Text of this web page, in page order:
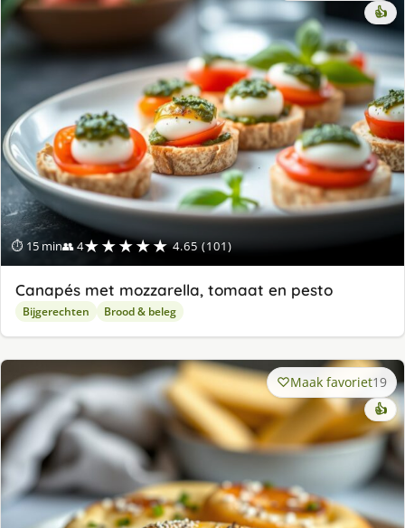
⏱ 15 min👥 4★★★★★ 4.65 (101)
👍
Canapés met mozzarella, tomaat en pesto
Bijgerechten Brood & beleg
Maak favoriet19
👍